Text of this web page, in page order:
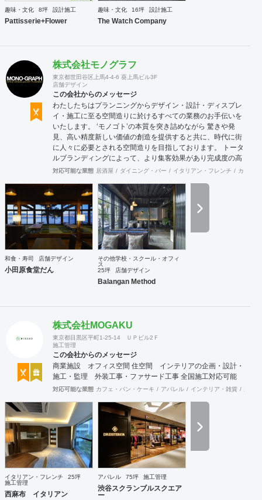
込む空間 https://sotochiku.com/
趣味・文化 8坪 設計施工
Pattisserie+Flower
趣味・文化 16坪 設計施工
The Watch Company
株式会社モノグラフ
東京都世田谷区上馬4-4-6 葵上馬ビル3F
店舗デザイン
この会社からのメッセージ
わたしたちはプランニングからデザイン・設計・ディスプレ
イ・施工に至る空間造りに於けるすべての業務のお手伝いを
いたします。 ‘モノゴト’の本質を突き詰めながら 驚きや発
見、高い精度新しい価値の創造を提供すると共に、時代に街
に人々に必要とされる空間造りを目指しております。 トータ
ルブランディングによって、より集客効果があり完成度の高
い店舗計画を行います。商品について、販売方法についてま
りを第一にしています。 お気軽にご相談ください。
対応可能な業態 居酒屋 ダイニング・バー イタリアン・フレンチ カフェ
和食・寿司 店舗デザイン
小田原食堂だん
その他学校・スクール・オフィ
ス
25坪
店舗デザイン
Balangan Method
株式会社MOGAKU
東京都目黒区平町1-25-14 ＵＰビル2Ｆ
施工管理
この会社からのメッセージ
商業施設 オフィス空間 住空間 インテリアの企画・設計・
施工・監理 外装工事・ファサード工事 全国施工対応可能
対応可能な業態 カフェ・パン・ケーキ アパレル インテリア・雑貨
イタリアン・フレンチ
25坪
施工管理
西麻布 イタリアン
アパレル 75坪 施工管理
渋谷スクランブルスクエア
ー